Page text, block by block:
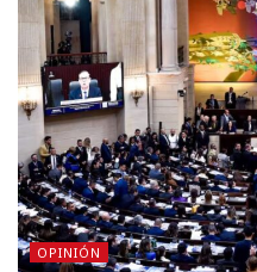
OPINIÓN